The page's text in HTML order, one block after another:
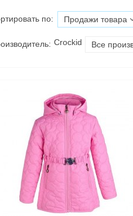
по: Продажи товара
Croсkid Все